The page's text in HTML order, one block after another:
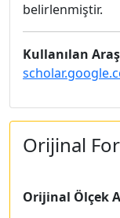
belirlenmiştir.
Kullanılan
Orijinal
Orijinal Ölçek